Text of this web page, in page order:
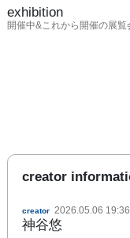
exhibition
開催中&これから開催の展覧
creator
creator 2026.05.06 19:36
神谷悠